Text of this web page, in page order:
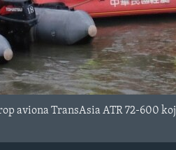
aviona TransAsia ATR 72-600